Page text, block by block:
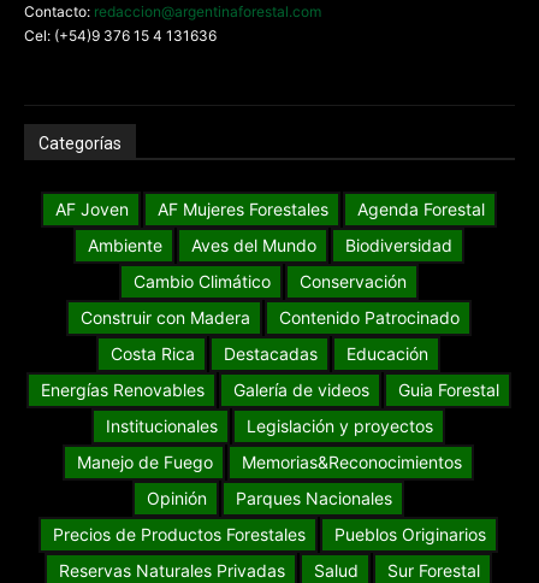
Contacto: redaccion@argentinaforestal.com
Cel: (+54)9 376 15 4 131636
Categorías
AF Joven AF Mujeres Forestales
Agenda Forestal
Ambiente
Aves del Mundo
Biodiversidad
Cambio Climático
Conservación
Construir con Madera
Contenido Patrocinado
Costa Rica
Destacadas
Educación
Energías Renovables
Galería de videos
Guia Forestal
Institucionales
Legislación y proyectos
Manejo de Fuego
Memorias&Reconocimientos
Opinión
Parques Nacionales
Precios de Productos Forestales
Pueblos Originarios
Reservas Naturales Privadas
Salud
Sur Forestal